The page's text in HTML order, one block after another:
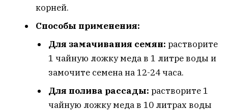
корней.
Способы применения:
Для замачивания семян: растворите
1 чайную ложку меда в 1 литре воды и
замочите семена на 12-24 часа.
Для полива рассады: растворите 1
чайную ложку меда в 10 литрах воды